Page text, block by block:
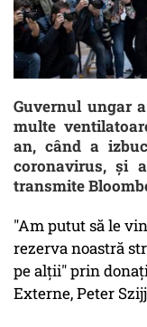
Guvernul ungar
multe
an, când a
coronavirus, şi
transmite
"Am putut să le
rezerva noastră
pe alţii" prin
Externe, Peter